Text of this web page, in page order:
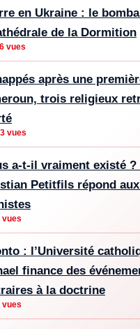
en Ukraine : le
de la Dormition
vues
après une
trois religieux
vues
a-t-il vraiment existé ?
Petitfils répond
vues
: l’Université
finance des
à la doctrine
vues